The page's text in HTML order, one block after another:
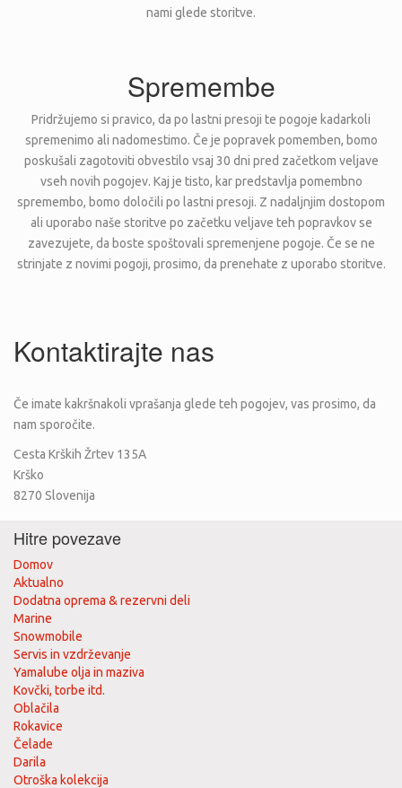
nami glede storitve.
Spremembe
Pridržujemo si pravico, da po lastni presoji te pogoje kadarkoli
spremenimo ali nadomestimo. Če je popravek pomemben, bomo
poskušali zagotoviti obvestilo vsaj 30 dni pred začetkom veljave
vseh novih pogojev. Kaj je tisto, kar predstavlja pomembno
spremembo, bomo določili po lastni presoji. Z nadaljnjim dostopom
ali uporabo naše storitve po začetku veljave teh popravkov se
zavezujete, da boste spoštovali spremenjene pogoje. Če se ne
strinjate z novimi pogoji, prosimo, da prenehate z uporabo storitve.
Kontaktirajte nas
Če imate kakršnakoli vprašanja glede teh pogojev, vas prosimo, da
nam sporočite.
Cesta Krških Žrtev 135A
Krško
8270 Slovenija
Hitre povezave
Domov
Aktualno
Dodatna oprema & rezervni deli
Marine
Snowmobile
Servis in vzdrževanje
Yamalube olja in maziva
Kovčki, torbe itd.
Oblačila
Rokavice
Čelade
Darila
Otroška kolekcija